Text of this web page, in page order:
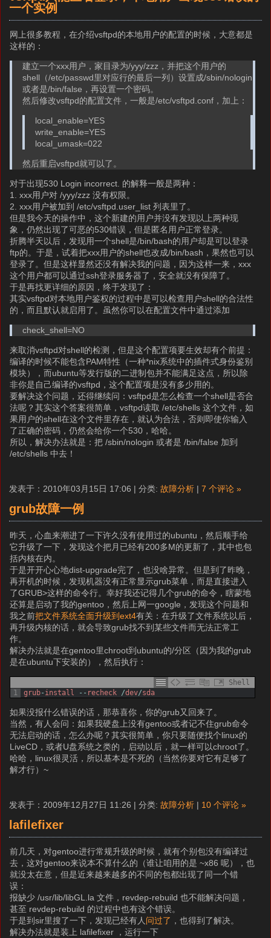
一个实例
网上很多教程，在介绍vsftpd的本地用户的配置的时候，大意都是
这样的：
建立一个xxx用户，家目录为/yyy/zzz，并把这个用户的
shell（/etc/passwd里对应行的最后一列）设置成/sbin/nologin
或者是/bin/false，再设置一个密码。
然后修改vsftpd的配置文件，一般是/etc/vsftpd.conf，加上：
local_enable=YES
write_enable=YES
local_umask=022
然后重启vsftpd就可以了。
对于出现530 Login incorrect. 的解释一般是两种：
1. xxx用户对 /yyy/zzz 没有权限。
2. xxx用户被加到 /etc/vsftpd.user_list 列表里了。
但是我今天的操作中，这个新建的用户并没有发现以上两种现
象，仍然出现了可恶的530错误，但是匿名用户正常登录。
折腾半天以后，发现用一个shell是/bin/bash的用户却是可以登录
ftp的。于是，试着把xxx用户的shell也改成/bin/bash，果然也可以
登录了。但是这样显然还没有解决我的问题，因为这样一来，xxx
这个用户都可以通过ssh登录服务器了，安全就没有保障了。
于是再找更详细的原因，终于发现了：
其实vsftpd对本地用户鉴权的过程中是可以检查用户shell的合法性
的，而且默认就启用了。虽然你可以在配置文件中通过添加
check_shell=NO
来取消vsftpd对shell的检测，但是这个配置项要生效却有个前提：
编译的时候不能包含PAM特性（一种*nix系统中的插件式身份鉴别
模块），而ubuntu等发行版的二进制包并不能满足这点，所以除
非你是自己编译的vsftpd，这个配置项是没有多少用的。
要解决这个问题，还得继续问：vsftpd是怎么检查一个shell是否合
法呢？其实这个答案很简单，vsftpd读取 /etc/shells 这个文件，如
果用户的shell在这个文件里存在，就认为合法，否则即使你输入
了正确的密码，仍然会给你一个530，哈哈。
所以，解决办法就是：把 /sbin/nologin 或者是 /bin/false 加到
/etc/shells 中去！
发表于：2010年03月15日 17:06 | 分类: 故障分析 | 7 个评论 »
grub故障一例
昨天，心血来潮进了一下许久没有使用过的ubuntu，然后顺手给
它升级了一下，发现这个把月已经有200多M的更新了，其中也包
括内核在内。
于是开开心心地dist-upgrade完了，也没啥异常。但是到了昨晚，
再开机的时候，发现机器没有正常显示grub菜单，而是直接进入
了GRUB>这样的命令行。幸好我还记得几个grub的命令，瞎蒙地
还算是启动了我的gentoo，然后上网一google，发现这个问题和
我之前把文件系统全面升级到ext4有关：在升级了文件系统以后，
再升级内核的话，就会导致grub找不到某些文件而无法正常工
作。
解决办法就是在gentoo里chroot到ubuntu的/分区（因为我的grub
是在ubuntu下安装的），然后执行：
Shell
1
grub- install -- recheck /dev/sda
如果没报什么错误的话，那恭喜你，你的grub又回来了。
当然，有人会问：如果我硬盘上没有gentoo或者记不住grub命令
无法启动的话，怎么办呢？其实很简单，你只要随便找个linux的
LiveCD，或者U盘系统之类的，启动以后，就一样可以chroot了。
哈哈，linux很灵活，所以基本是不死的（当然你要对它有足够了
解才行）~
发表于：2009年12月27日 11:26 | 分类: 故障分析 | 10 个评论 »
lafilefixer
前几天，对gentoo进行常规升级的时候，就有个别包没有编译过
去，这对gentoo来说本不算什么的（谁让咱用的是 ~x86 呢），也
就没太在意，但是近来越来越多的不同的包都出现了同一个错
误：
报缺少 /usr/lib/libGL.la 文件，revdep-rebuild 也不能解决问题，
甚至 revdep-rebuild 的过程中也有这个错误。
于是到sir里搜了一下，发现已经有人 问过了 ，也得到了解决。
解决办法就是装上 lafilefixer ，运行一下